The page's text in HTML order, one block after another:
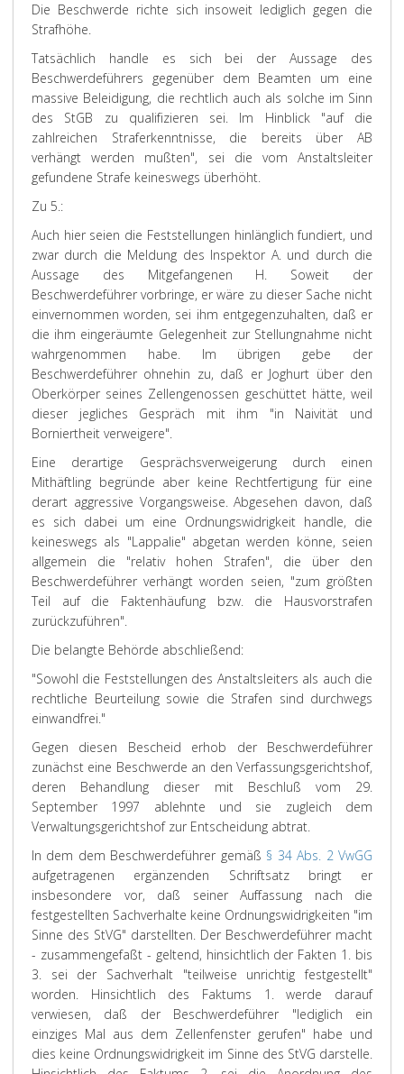
Die Beschwerde richte sich insoweit lediglich gegen die
Strafhöhe.
Tatsächlich handle es sich bei der Aussage des
Beschwerdeführers gegenüber dem Beamten um eine
massive Beleidigung, die rechtlich auch als solche im Sinn
des StGB zu qualifizieren sei. Im Hinblick "auf die
zahlreichen Straferkenntnisse, die bereits über AB
verhängt werden mußten", sei die vom Anstaltsleiter
gefundene Strafe keineswegs überhöht.
Zu 5.:
Auch hier seien die Feststellungen hinlänglich fundiert, und
zwar durch die Meldung des Inspektor A. und durch die
Aussage des Mitgefangenen H. Soweit der
Beschwerdeführer vorbringe, er wäre zu dieser Sache nicht
einvernommen worden, sei ihm entgegenzuhalten, daß er
die ihm eingeräumte Gelegenheit zur Stellungnahme nicht
wahrgenommen habe. Im übrigen gebe der
Beschwerdeführer ohnehin zu, daß er Joghurt über den
Oberkörper seines Zellengenossen geschüttet hätte, weil
dieser jegliches Gespräch mit ihm "in Naivität und
Borniertheit verweigere".
Eine derartige Gesprächsverweigerung durch einen
Mithäftling begründe aber keine Rechtfertigung für eine
derart aggressive Vorgangsweise. Abgesehen davon, daß
es sich dabei um eine Ordnungswidrigkeit handle, die
keineswegs als "Lappalie" abgetan werden könne, seien
allgemein die "relativ hohen Strafen", die über den
Beschwerdeführer verhängt worden seien, "zum größten
Teil auf die Faktenhäufung bzw. die Hausvorstrafen
zurückzuführen".
Die belangte Behörde abschließend:
"Sowohl die Feststellungen des Anstaltsleiters als auch die
rechtliche Beurteilung sowie die Strafen sind durchwegs
einwandfrei."
Gegen diesen Bescheid erhob der Beschwerdeführer
zunächst eine Beschwerde an den Verfassungsgerichtshof,
deren Behandlung dieser mit Beschluß vom 29.
September 1997 ablehnte und sie zugleich dem
Verwaltungsgerichtshof zur Entscheidung abtrat.
In dem dem Beschwerdeführer gemäß § 34 Abs. 2 VwGG
aufgetragenen ergänzenden Schriftsatz bringt er
insbesondere vor, daß seiner Auffassung nach die
festgestellten Sachverhalte keine Ordnungswidrigkeiten "im
Sinne des StVG" darstellten. Der Beschwerdeführer macht
- zusammengefaßt - geltend, hinsichtlich der Fakten 1. bis
3. sei der Sachverhalt "teilweise unrichtig festgestellt"
worden. Hinsichtlich des Faktums 1. werde darauf
verwiesen, daß der Beschwerdeführer "lediglich ein
einziges Mal aus dem Zellenfenster gerufen" habe und
dies keine Ordnungswidrigkeit im Sinne des StVG darstelle.